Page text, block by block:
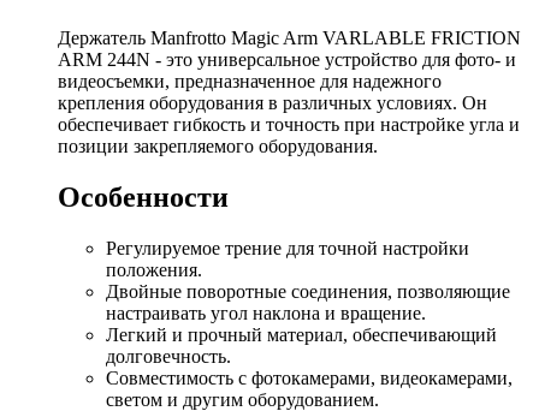
Держатель Manfrotto Magic Arm VARLABLE FRICTION
ARM 244N - это универсальное устройство для фото- и
видеосъемки, предназначенное для надежного
крепления оборудования в различных условиях. Он
обеспечивает гибкость и точность при настройке угла и
позиции закрепляемого оборудования.
Особенности
Регулируемое трение для точной настройки
положения.
Двойные поворотные соединения, позволяющие
настраивать угол наклона и вращение.
Легкий и прочный материал, обеспечивающий
долговечность.
Совместимость с фотокамерами, видеокамерами,
светом и другим оборудованием.